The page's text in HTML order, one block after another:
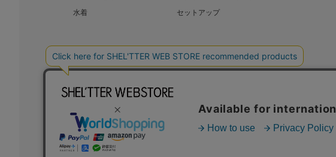
水着
セットアップ
BAROQUE JAPAN LIMITED SHEL’TTER GREEN
COPYRIGHT © BAROQUE JAPAN LIMITED ALL RIGHTS RESERVED.